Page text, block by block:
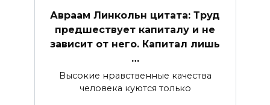
Авраам Линкольн цитата: Труд
предшествует капиталу и не
зависит от него. Капитал лишь
…
Высокие нравственные качества
человека куются только